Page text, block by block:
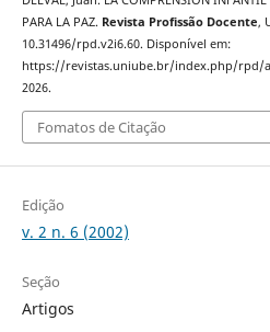
PARA LA PAZ. Revista Profissão Docente,
10.31496/rpd.v2i6.60. Disponível em:
https://revistas.uniube.br/index.php/rpd/
2026.
Fomatos de Citação
Edição
v. 2 n. 6 (2002)
Seção
Artigos